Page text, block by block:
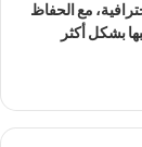
مع الحفاظ
بشكل أكثر